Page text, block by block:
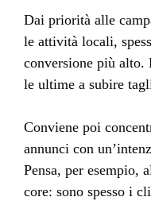
Dai priorità alle
le attività locali,
conversione più alto.
le ultime a subire
Conviene poi
annunci con
Pensa, per esempio,
core: sono spesso i